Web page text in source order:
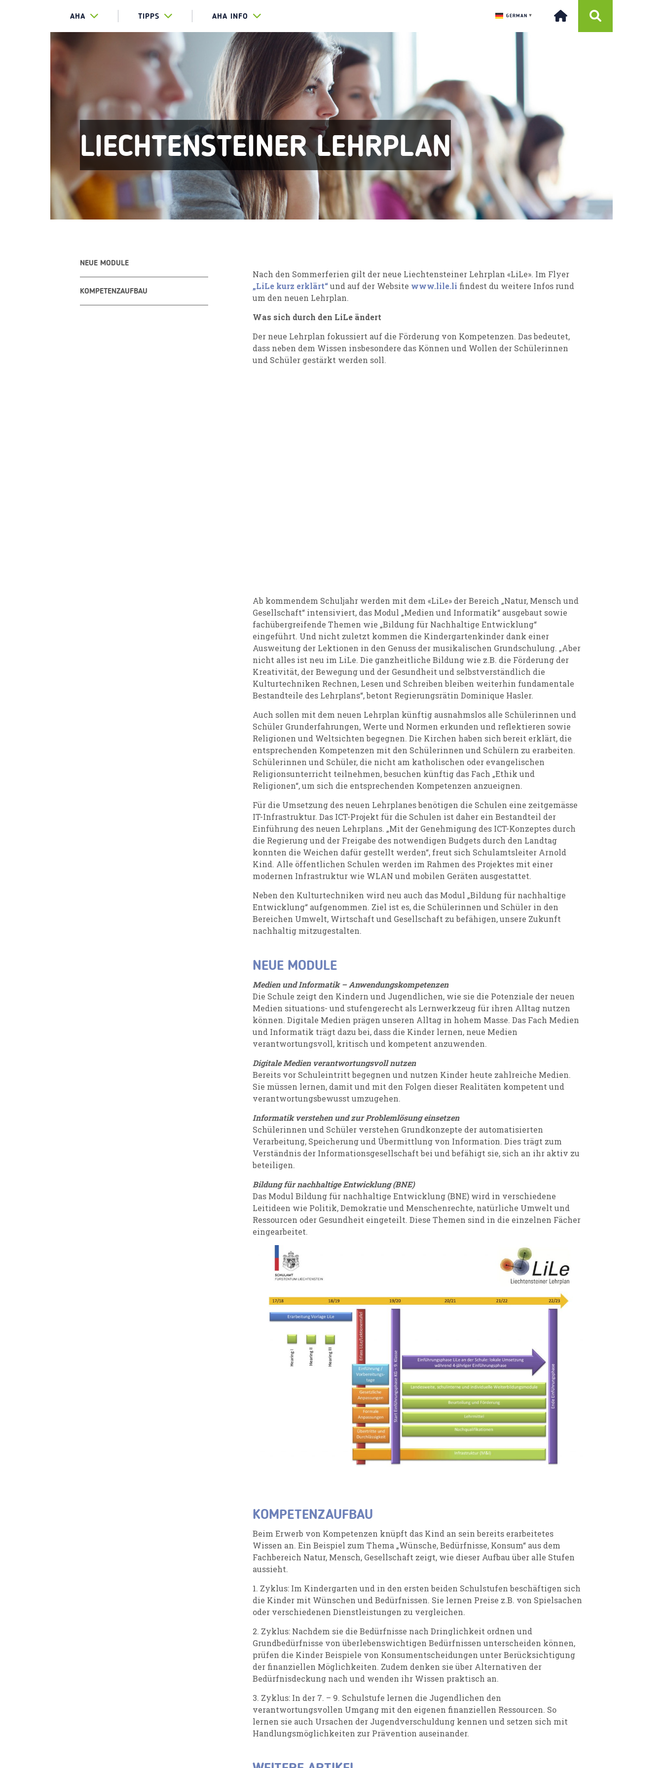
AHA TIPPS AHA INFO GERMAN ▼
LIECHTENSTEINER LEHRPLAN
NEUE MODULE
KOMPETENZAUFBAU
Nach den Sommerferien gilt der neue Liechtensteiner Lehrplan «LiLe». Im Flyer
„LiLe kurz erklärt“und auf der Website www.lile.li findest du weitere Infos rund
um den neuen Lehrplan.
Was sich durch den LiLe ändert
Der neue Lehrplan fokussiert auf die Förderung von Kompetenzen. Das bedeutet,
dass neben dem Wissen insbesondere das Können und Wollen der Schülerinnen
und Schüler gestärkt werden soll.
Ab kommendem Schuljahr werden mit dem «LiLe» der Bereich „Natur, Mensch und
Gesellschaft“ intensiviert, das Modul „Medien und Informatik“ ausgebaut sowie
fachübergreifende Themen wie „Bildung für Nachhaltige Entwicklung“
eingeführt. Und nicht zuletzt kommen die Kindergartenkinder dank einer
Ausweitung der Lektionen in den Genuss der musikalischen Grundschulung. „Aber
nicht alles ist neu im LiLe. Die ganzheitliche Bildung wie z.B. die Förderung der
Kreativität, der Bewegung und der Gesundheit und selbstverständlich die
Kulturtechniken Rechnen, Lesen und Schreiben bleiben weiterhin fundamentale
Bestandteile des Lehrplans“, betont Regierungsrätin Dominique Hasler.
Auch sollen mit dem neuen Lehrplan künftig ausnahmslos alle Schülerinnen und
Schüler Grunderfahrungen, Werte und Normen erkunden und reflektieren sowie
Religionen und Weltsichten begegnen. Die Kirchen haben sich bereit erklärt, die
entsprechenden Kompetenzen mit den Schülerinnen und Schülern zu erarbeiten.
Schülerinnen und Schüler, die nicht am katholischen oder evangelischen
Religionsunterricht teilnehmen, besuchen künftig das Fach „Ethik und
Religionen“, um sich die entsprechenden Kompetenzen anzueignen.
Für die Umsetzung des neuen Lehrplanes benötigen die Schulen eine zeitgemässe
IT-Infrastruktur. Das ICT-Projekt für die Schulen ist daher ein Bestandteil der
Einführung des neuen Lehrplans. „Mit der Genehmigung des ICT-Konzeptes durch
die Regierung und der Freigabe des notwendigen Budgets durch den Landtag
konnten die Weichen dafür gestellt werden“, freut sich Schulamtsleiter Arnold
Kind. Alle öffentlichen Schulen werden im Rahmen des Projektes mit einer
modernen Infrastruktur wie WLAN und mobilen Geräten ausgestattet.
Neben den Kulturtechniken wird neu auch das Modul „Bildung für nachhaltige
Entwicklung“ aufgenommen. Ziel ist es, die Schülerinnen und Schüler in den
Bereichen Umwelt, Wirtschaft und Gesellschaft zu befähigen, unsere Zukunft
nachhaltig mitzugestalten.
NEUE MODULE
Medien und Informatik – Anwendungskompetenzen
Die Schule zeigt den Kindern und Jugendlichen, wie sie die Potenziale der neuen
Medien situations- und stufengerecht als Lernwerkzeug für ihren Alltag nutzen
können. Digitale Medien prägen unseren Alltag in hohem Masse. Das Fach Medien
und Informatik trägt dazu bei, dass die Kinder lernen, neue Medien
verantwortungsvoll, kritisch und kompetent anzuwenden.
Digitale Medien verantwortungsvoll nutzen
Bereits vor Schuleintritt begegnen und nutzen Kinder heute zahlreiche Medien.
Sie müssen lernen, damit und mit den Folgen dieser Realitäten kompetent und
verantwortungsbewusst umzugehen.
Informatik verstehen und zur Problemlösung einsetzen
Schülerinnen und Schüler verstehen Grundkonzepte der automatisierten
Verarbeitung, Speicherung und Übermittlung von Information. Dies trägt zum
Verständnis der Informationsgesellschaft bei und befähigt sie, sich an ihr aktiv zu
beteiligen.
Bildung für nachhaltige Entwicklung (BNE)
Das Modul Bildung für nachhaltige Entwicklung (BNE) wird in verschiedene
Leitideen wie Politik, Demokratie und Menschenrechte, natürliche Umwelt und
Ressourcen oder Gesundheit eingeteilt. Diese Themen sind in die einzelnen Fächer
eingearbeitet.
KOMPETENZAUFBAU
Beim Erwerb von Kompetenzen knüpft das Kind an sein bereits erarbeitetes
Wissen an. Ein Beispiel zum Thema „Wünsche, Bedürfnisse, Konsum“ aus dem
Fachbereich Natur, Mensch, Gesellschaft zeigt, wie dieser Aufbau über alle Stufen
aussieht.
1. Zyklus: Im Kindergarten und in den ersten beiden Schulstufen beschäftigen sich
die Kinder mit Wünschen und Bedürfnissen. Sie lernen Preise z.B. von Spielsachen
oder verschiedenen Dienstleistungen zu vergleichen.
2. Zyklus: Nachdem sie die Bedürfnisse nach Dringlichkeit ordnen und
Grundbedürfnisse von überlebenswichtigen Bedürfnissen unterscheiden können,
prüfen die Kinder Beispiele von Konsumentscheidungen unter Berücksichtigung
der finanziellen Möglichkeiten. Zudem denken sie über Alternativen der
Bedürfnisdeckung nach und wenden ihr Wissen praktisch an.
3. Zyklus: In der 7. – 9. Schulstufe lernen die Jugendlichen den
verantwortungsvollen Umgang mit den eigenen finanziellen Ressourcen. So
lernen sie auch Ursachen der Jugendverschuldung kennen und setzen sich mit
Handlungsmöglichkeiten zur Prävention auseinander.